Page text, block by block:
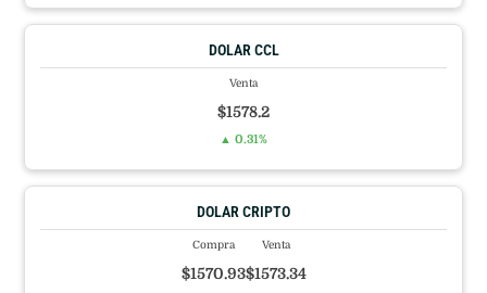
DOLAR CCL
Venta
$1578.2
▲ 0.31%
DOLAR CRIPTO
Compra
$1570.93
Venta
$1573.34